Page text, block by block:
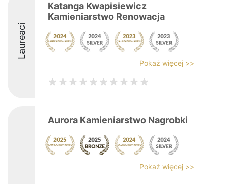
Laureaci
Katanga Kwapisiewicz
Kamieniarstwo Renowacja
Pokaż więcej >>
Aurora Kamieniarstwo Nagrobki
Pokaż więcej >>